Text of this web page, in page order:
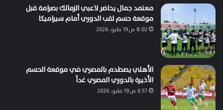
معتمد جمال يحاضر لاعبي الزمالك بصرامة قبل
موقعة حسم لقب الدوري أمام سيراميكا
8:02 ص19 مايو، 2026
الأهلي يصطدم بالمصري في موقعة الحسم
الأخيرة بالدوري المصري غداً
6:57 ص19 مايو، 2026